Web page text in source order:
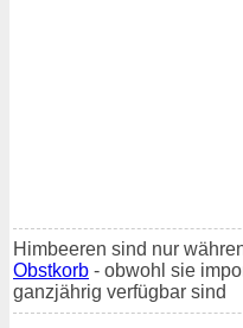
Himbeeren sind nur
Obstkorb - obwohl sie
ganzjährig verfügbar sind